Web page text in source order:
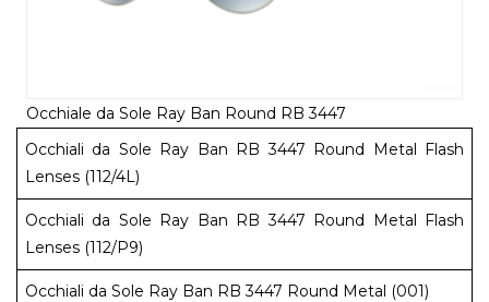
Occhiale da Sole Ray Ban Round RB 3447
Occhiali da Sole Ray Ban RB 3447 Round Metal Flash
Lenses (112/4L)
Occhiali da Sole Ray Ban RB 3447 Round Metal Flash
Lenses (112/P9)
Occhiali da Sole Ray Ban RB 3447 Round Metal (001)